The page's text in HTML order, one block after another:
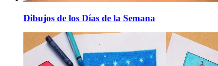
Dibujos de los Días de la Semana